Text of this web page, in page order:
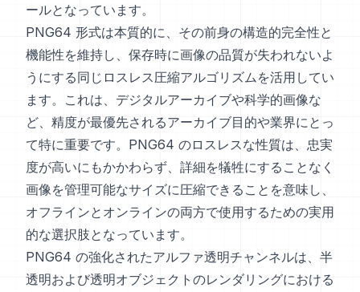
ールとなっています。
PNG64 形式は本質的に、その前身の構造的完全性と
機能性を維持し、保存時に画像の品質が失われないよ
うにする同じロスレス圧縮アルゴリズムを活用してい
ます。これは、デジタルアーカイブや科学的画像な
ど、精度が最優先されるアーカイブ目的や業界にとっ
て特に重要です。PNG64 のロスレスな性質は、忠実
度が高いにもかかわらず、詳細を犠牲にすることなく
画像を管理可能なサイズに圧縮できることを意味し、
オフラインとオンラインの両方で使用するための実用
的な選択肢となっています。
PNG64 の強化されたアルファ透明チャンネルは、半
透明および透明オブジェクトのレンダリングにおける